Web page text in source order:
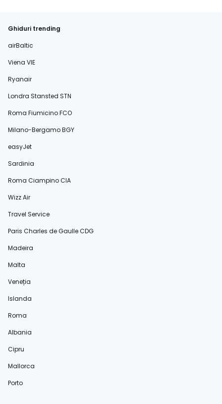
Ghiduri trending
airBaltic
Viena VIE
Ryanair
Londra Stansted STN
Roma Fiumicino FCO
Milano-Bergamo BGY
easyJet
Sardinia
Roma Ciampino CIA
Wizz Air
Travel Service
Paris Charles de Gaulle CDG
Madeira
Malta
Veneția
Islanda
Roma
Albania
Cipru
Mallorca
Porto